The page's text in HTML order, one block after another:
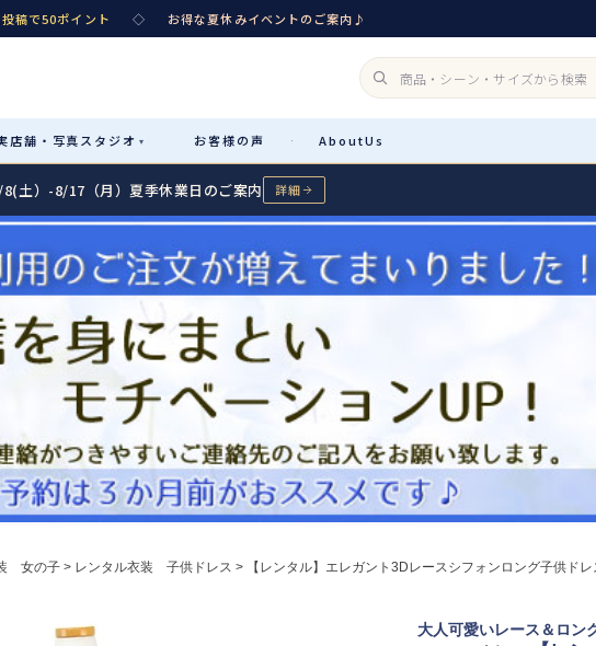
稿で50ポイント ◇ お得な夏休みイベントのご案内♪
店舗・ 写真スタジオ ▾ お客様の声 · AboutUs
ゴリ詳細→ サイズで選ぶ→
エ
Sale販売
コスチューム アウター
アクセサリー ジュエリー
性別・サイズで絞り込む→
Graduation & Entrance Shichi-Go-
3歳・5歳・
ンタル
タルのご案内
配送・返却・料金
タルの流れ
しんパック
キズ・破損の補償
Buy & Support ご購入・
08 送料・お支払い
送料・決済方法
09 お問い合わせ
電話・メール・LINE
8(土）-8/17（月）夏季休業日のご案内 詳細
女の子 レンタル衣装 子供ドレス 【レンタル】エレガント3Dレースシフォンロング子供ド
大人可愛いレース＆ロン